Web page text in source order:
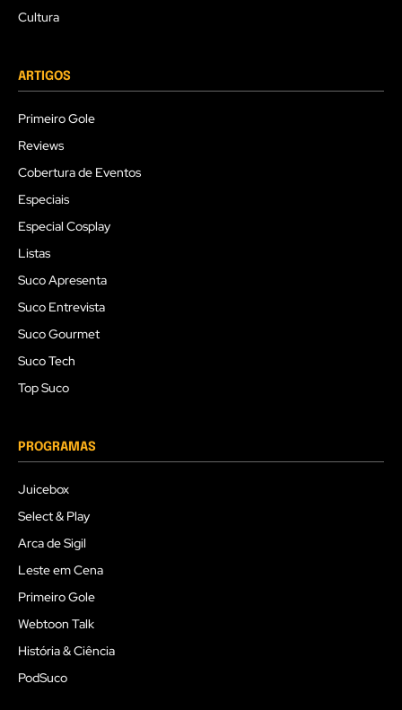
Cultura
ARTIGOS
Primeiro Gole
Reviews
Cobertura de Eventos
Especiais
Especial Cosplay
Listas
Suco Apresenta
Suco Entrevista
Suco Gourmet
Suco Tech
Top Suco
PROGRAMAS
Juicebox
Select & Play
Arca de Sigil
Leste em Cena
Primeiro Gole
Webtoon Talk
História & Ciência
PodSuco